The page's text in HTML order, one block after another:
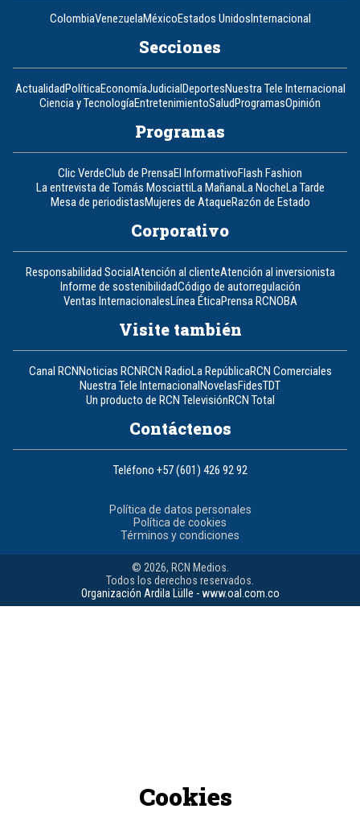
ColombiaVenezuelaMéxicoEstados UnidosInternacional
Secciones
ActualidadPolíticaEconomíaJudicialDeportesNuestra Tele Internacional
Ciencia y TecnologíaEntretenimientoSaludProgramasOpinión
Programas
Clic VerdeClub de PrensaEl InformativoFlash Fashion
La entrevista de Tomás MosciattiLa MañanaLa NocheLa Tarde
Mesa de periodistasMujeres de AtaqueRazón de Estado
Corporativo
Responsabilidad SocialAtención al clienteAtención al inversionista
Informe de sostenibilidadCódigo de autorregulación
Ventas InternacionalesLínea ÉticaPrensa RCNOBA
Visite también
Canal RCNNoticias RCNRCN RadioLa RepúblicaRCN Comerciales
Nuestra Tele InternacionalNovelasFidesTDT
Un producto de RCN TelevisiónRCN Total
Contáctenos
Teléfono +57 (601) 426 92 92
Política de datos personales
Política de cookies
Términos y condiciones
© 2026, RCN Medios.
Todos los derechos reservados.
Organización Ardila Lülle - www.oal.com.co
Cookies